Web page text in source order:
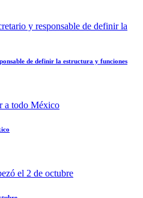
de definir la estructura y funciones